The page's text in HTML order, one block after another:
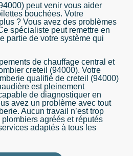
peut venir vous aider
bouchées. Votre
? Vous avez des problèmes
spécialiste peut remettre en
partie de votre système qui
de chauffage central et
creteil (94000). Votre
qualifié de creteil (94000)
est pleinement
de diagnostiquer en
avez un problème avec tout
Aucun travail n’est trop
agréés et réputés
adaptés à tous les